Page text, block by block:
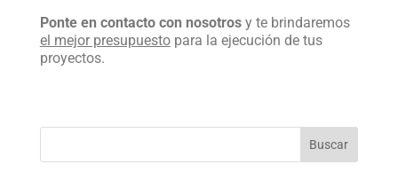
Ponte en contacto con nosotrosy te brindaremos
el mejor presupuestopara la ejecución de tus
proyectos.